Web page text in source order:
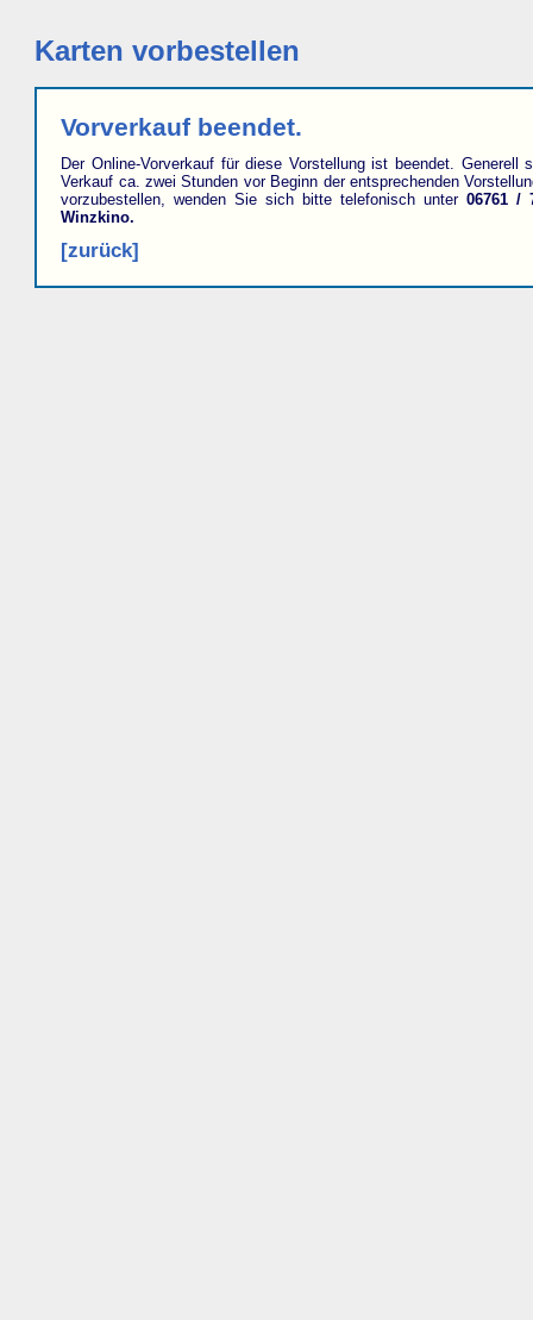
Karten vorbestellen
Vorverkauf beendet.
Der Online-Vorverkauf für diese Vorstellung ist beendet. Generell
Verkauf ca. zwei Stunden vor Beginn der entsprechenden
vorzubestellen, wenden Sie sich bitte telefonisch unter06761 /
Winzkino.
[zurück]